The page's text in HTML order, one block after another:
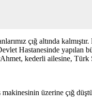
çığ altında kalmıştır.
Hastanesinde yapılan
kederli ailesine,
makinesinin üzerine çığ